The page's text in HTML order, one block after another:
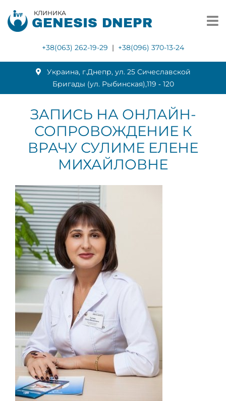
КЛИНИКА
GENESIS DNEPR
+38(063) 262-19-29 | +38(096) 370-13-24
Украина, г.Днепр, ул. 25 Сичеславской
Бригады (ул. Рыбинская),119 ‑ 120
ЗАПИСЬ НА ОНЛАЙН-
СОПРОВОЖДЕНИЕ К
ВРАЧУ СУЛИМЕ ЕЛЕНЕ
МИХАЙЛОВНЕ